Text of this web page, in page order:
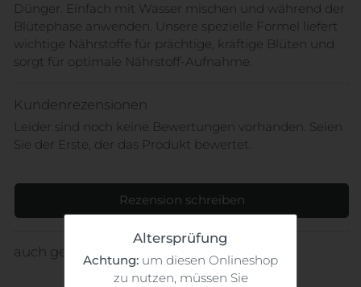
Dünger. Einfach mit Wasser mischen und während der
Blütephase anwenden. Unsere spezielle Formel liefert
wichtige Nährstoffe für prächtige, kräftige Blüten und
sorgt für optimale Nährstoff-Aufnahme.
Kundenrezensionen
Leider sind noch keine Bewertungen vorhanden. Seien
Sie der Erste, der das Produkt bewertet.
Rezension schreiben
auch gekauft
Altersprüfung
Achtung: um diesen Onlineshop
zu nutzen, müssen Sie